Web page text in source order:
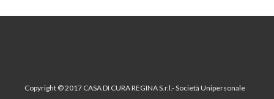
Copyright © 2017 CASA DI CURA REGINA S.r.l.- Società Unipersonale